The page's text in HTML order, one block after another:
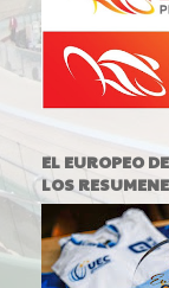
EL EUROPEO
LOS